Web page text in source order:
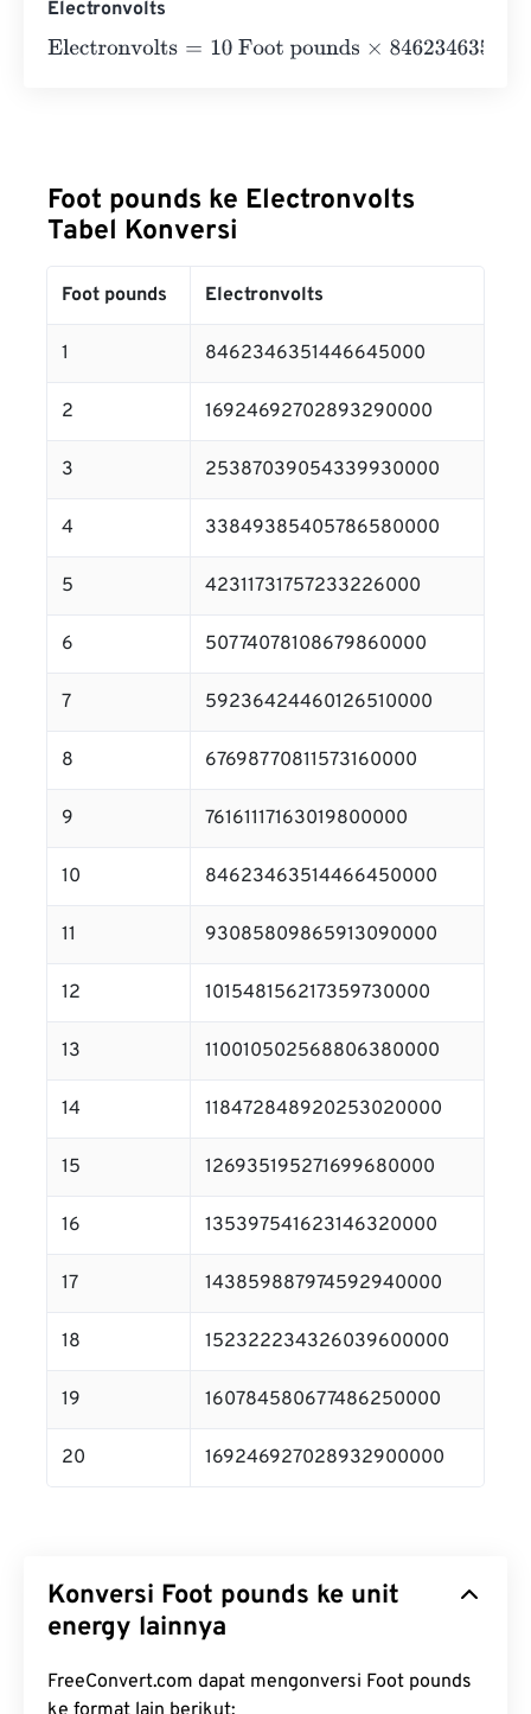
Electronvolts
Electronvolts=10 Foot pounds×
Foot pounds ke Electronvolts
Tabel Konversi
Foot pounds Electronvolts
1 8462346351446645000
2 16924692702893290000
3 25387039054339930000
4 33849385405786580000
5 42311731757233226000
6 50774078108679860000
7 59236424460126510000
8 67698770811573160000
9 76161117163019800000
10 84623463514466450000
11 93085809865913090000
12 101548156217359730000
13 110010502568806380000
14 118472848920253020000
15 126935195271699680000
16 135397541623146320000
17 143859887974592940000
18 152322234326039600000
19 160784580677486250000
20 169246927028932900000
Konversi Foot pounds ke unit
energy lainnya
FreeConvert.com dapat mengonversi Foot pounds